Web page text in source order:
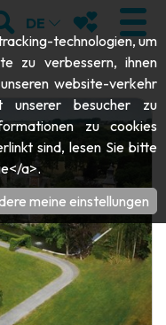
FÜR
SUCHEN
DE MEINE
technologien, um
zu verbessern, ihnen
website-verkehr
unserer besucher zu
zu cookies
sind, lesen Sie bitte
a>.
meine einstellungen